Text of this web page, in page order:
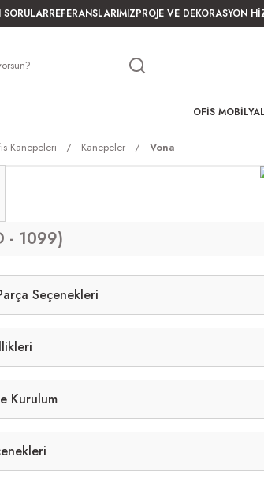
SORULARREFERANSLARIMIZPROJE VE DEKORASYON
OFIS
Kanepeleri Kanepeler Vona
- 1099)
Seçenekleri
Kurulum